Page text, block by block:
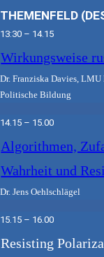
THEMENFELD
13:30 – 14.15
Wirkungsweise
Dr. Franziska Davies,
Politische Bildung
14.15 – 15.00
Algorithmen,
Wahrheit und
Dr. Jens Oehlschlägel
15.15 – 16.00
Resisting